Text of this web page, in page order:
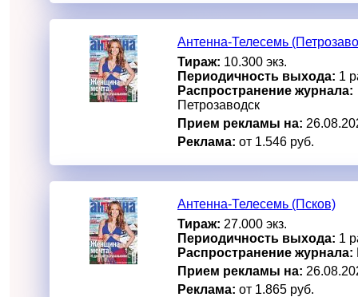
Антенна-Телесемь
Тираж: 10.300 экз.
Периодичность выхода: 1
Распространение журнала:
Петрозаводск
Прием рекламы на:
Реклама: от 1.546 руб.
Антенна-Телесемь (Псков)
Тираж: 27.000 экз.
Периодичность выхода: 1
Распространение журнала:
Прием рекламы на:
Реклама: от 1.865 руб.